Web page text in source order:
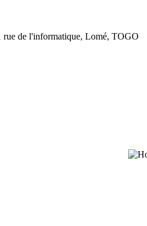
de l'informatique, Lomé, TOGO